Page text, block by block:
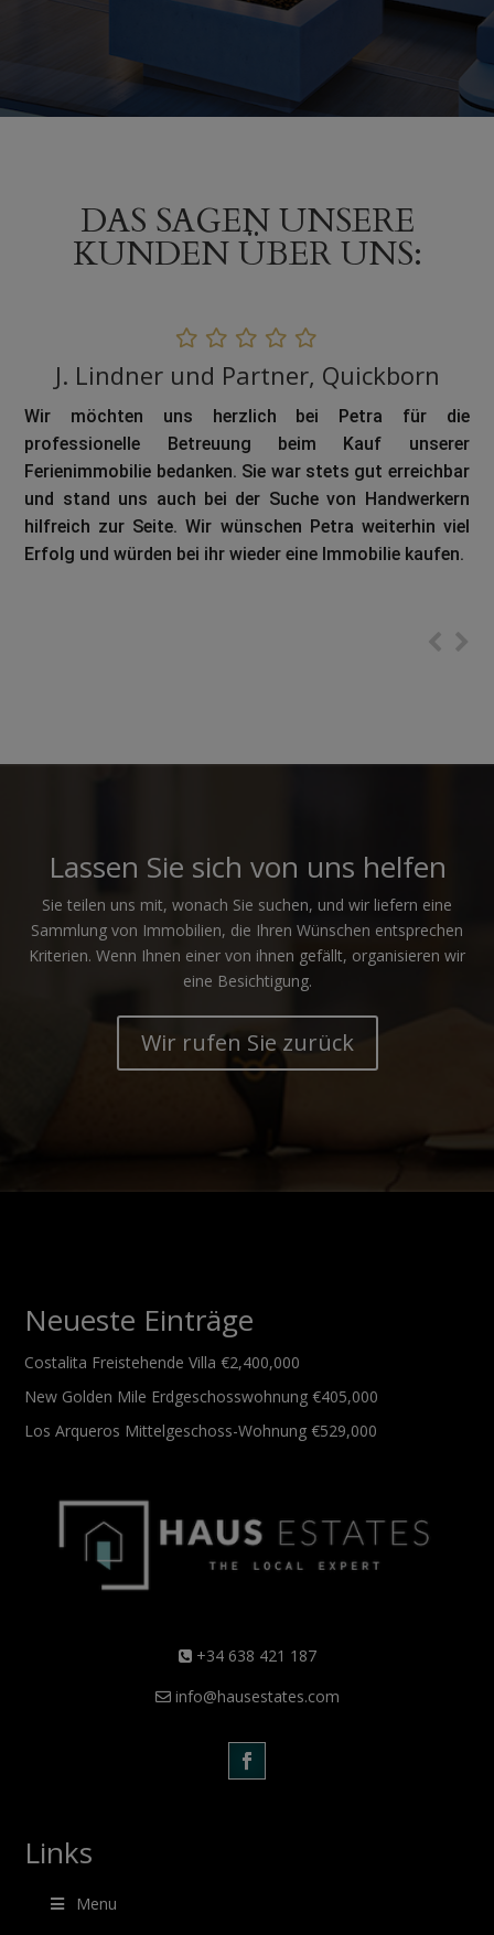
DAS SAGEN UNSERE
KUNDEN ÜBER UNS:
Elfi und Horst Meitrich, Waren an der
Wir haben DankPetraeine sehr schöne
Immobilie
gefunden. Dabei wurden wir vor dem Kauf auch
bestens beraten. Doch auch nach dem Kauf stand uns
Petrastets hilfreich mit Rat und Tat zur Seite. Wir
sind mehr als zufrieden mit dem außer­ordentlichem
Lassen Sie sich von uns helfen
Sie teilen uns mit, wonach Sie suchen, und wir liefern eine
Sammlung von Immobilien, die Ihren Wünschen entsprechen
Kriterien. Wenn Ihnen einer von ihnen gefällt, organisieren wir
eine Besichtigung.
Wir rufen Sie zurück
Neueste Einträge
Costalita Freistehende Villa €2,400,000
New Golden Mile Erdgeschosswohnung €405,000
Los Arqueros Mittelgeschoss-Wohnung €529,000
+34 638 421 187
info@hausestates.com
Links
Menu